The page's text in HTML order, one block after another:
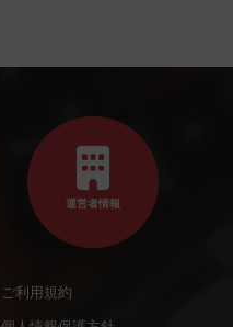
運営者情報
ご利用規約